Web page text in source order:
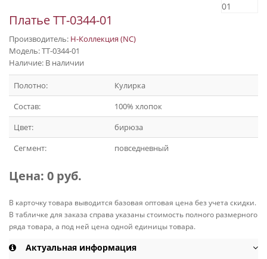
Платье ТТ-0344-01
Производитель: Н-Коллекция (NC)
Модель: ТТ-0344-01
Наличие: В наличии
Полотно:
Кулирка
Состав:
100% хлопок
Цвет:
бирюза
Сегмент:
повседневный
Цена: 0 руб.
В карточку товара выводится базовая оптовая цена без учета скидки.
В табличке для заказа справа указаны стоимость полного размерного
ряда товара, а под ней цена одной единицы товара.
Актуальная информация